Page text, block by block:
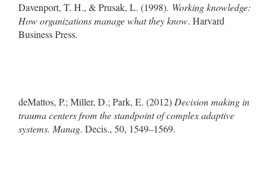
Davenport, T. H., & Prusak, L. (1998). Working knowledge:
How organizations manage what they know. Harvard
Business Press.
deMattos, P.; Miller, D.; Park, E. (2012)Decision making in
trauma centers from the standpoint of complex adaptive
systems. Manag. Decis., 50, 1549–1569.